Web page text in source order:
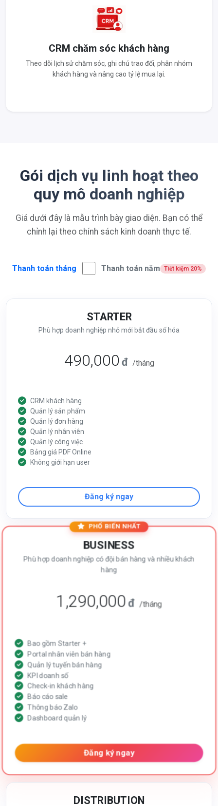
CRM chăm sóc khách hàng
Theo dõi lịch sử chăm sóc, ghi chú trao đổi, phân nhóm
khách hàng và nâng cao tỷ lệ mua lại.
Gói dịch vụ linh hoạt theo
quy mô doanh nghiệp
Giá dưới đây là mẫu trình bày giao diện. Bạn có thể
chỉnh lại theo chính sách kinh doanh thực tế.
Thanh toán tháng Thanh toán năm Tiết kiệm 20%
STARTER
Phù hợp doanh nghiệp nhỏ mới bắt đầu số hóa
490,000 đ /tháng
CRM khách hàng
Quản lý sản phẩm
Quản lý đơn hàng
Quản lý nhân viên
Quản lý công việc
Bảng giá PDF Online
Không giới hạn user
Đăng ký ngay
PHỔ BIẾN NHẤT
BUSINESS
Phù hợp doanh nghiệp có đội bán hàng và nhiều khách
hàng
1,290,000đ /tháng
Bao gồm Starter +
Portal nhân viên bán hàng
Quản lý tuyến bán hàng
KPI doanh số
Check-in khách hàng
Báo cáo sale
Thông báo Zalo
Dashboard quản lý
Đăng ký ngay
DISTRIBUTION